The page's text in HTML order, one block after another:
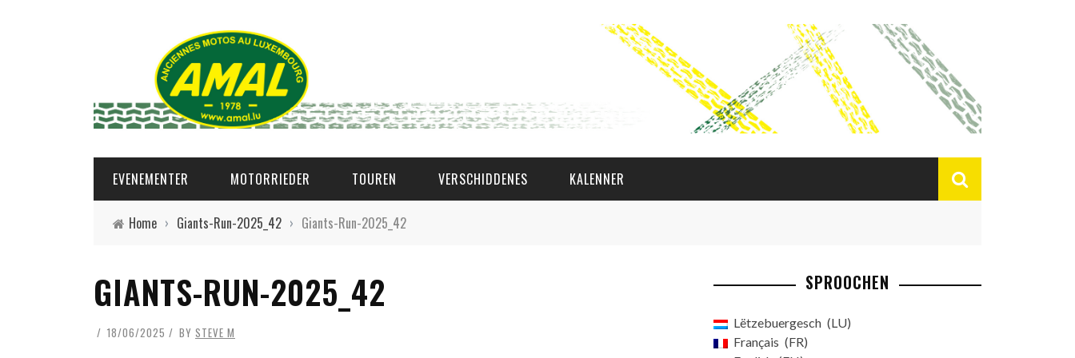
EVENEMENTER MOTORRIEDER TOUREN VERSCHIDDENES KALENNER
Home › Giants-Run-2025_42 › Giants-Run-2025_42
GIANTS-RUN-2025_42
18/06/2025 BY STEVE M
SPROOCHEN
Lëtzebuergesch
LU
Français
FR